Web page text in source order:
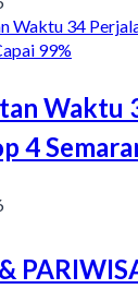
Waktu
4